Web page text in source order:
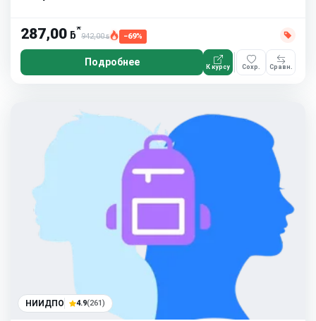
287,00 ƃ*
942,00ƃ −69%
Подробнее К курсу Сохр. Сравн.
НИИДПО 4.9(261)